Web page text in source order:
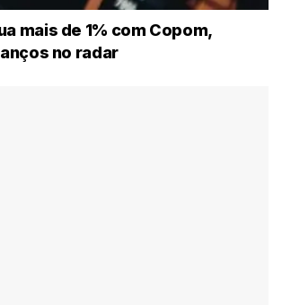
mais de 1% com Copom,
no radar